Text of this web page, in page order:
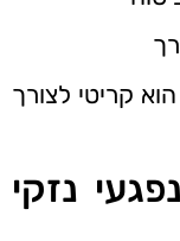
קריטי לצורך
נזקי